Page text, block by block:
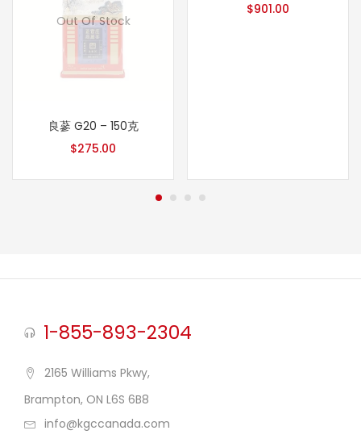
Out Of Stock
良蔘 G20 – 150克
$275.00
$901.00
1-855-893-2304
2165 Williams Pkwy,
Brampton, ON L6S 6B8
info@kgccanada.com